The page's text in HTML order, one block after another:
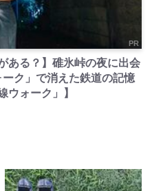
PR
ある？】碓氷峠の夜に出会
ク」で消えた鉄道の記憶
ウォーク」】